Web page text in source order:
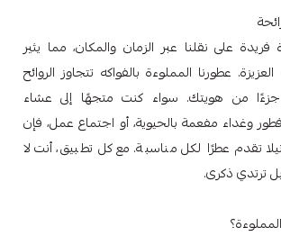
فريدة على نقلنا عبر الزمان والمكان، مما يثير
عطورنا المملوءة بالفواكه تتجاوز الروائح
جزءًا من هويتك. سواء كنت متجهًا إلى عشاء
وغداء مفعمة بالحيوية، أو اجتماع عمل، فإن
تقدم عطرًا لكل مناسبة. مع كل تطبيق، أنت لا
ترتدي ذكرى.